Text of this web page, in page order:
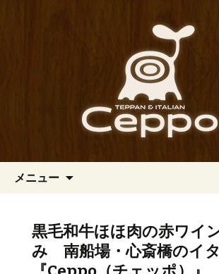
南船場・心斎橋のイ
「Ceppo（チェッポ
イタリアン「Ceppo（チェ
さまざまなパスタや讃岐
ステーキのほか、バルメ
にご用意。デートにも一
様にもぴったりです。
メニュー
黒毛和牛ほほ肉の赤ワイ
み 南船場・心斎橋のイ